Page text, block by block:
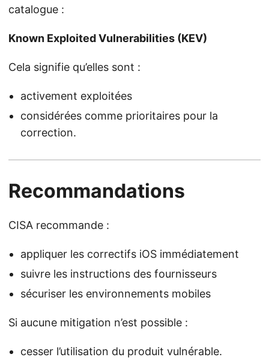
catalogue :
Known Exploited Vulnerabilities (KEV)
Cela signifie qu’elles sont :
activement exploitées
considérées comme prioritaires pour la
correction.
Recommandations
CISA recommande :
appliquer les correctifs iOS immédiatement
suivre les instructions des fournisseurs
sécuriser les environnements mobiles
Si aucune mitigation n’est possible :
cesser l’utilisation du produit vulnérable.